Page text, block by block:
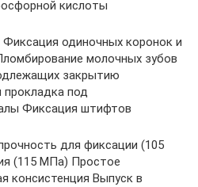
кислоты
одиночных коронок и
молочных зубов
закрытию
под
Фиксация штифтов
для фиксации (105
(115 МПа) Простое
консистенция Выпуск в